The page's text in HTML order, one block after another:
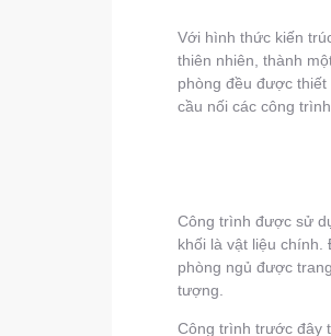
Với hình thức kiến
thiên nhiên, thành
phòng đều được
cầu nối các công
Công trình được sử
khối là vật liệu
phòng ngủ được
tượng.
Công trình trước đây